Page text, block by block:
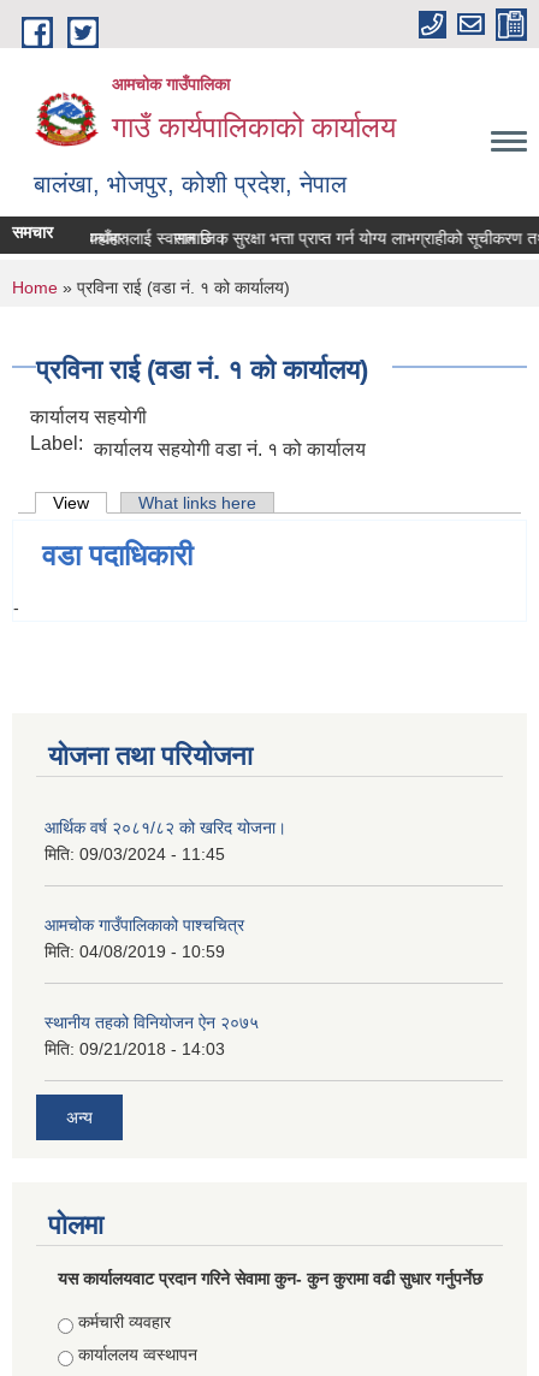
Skip to main content
आमचोक गाउँपालिका
गाउँ कार्यपालिकाको कार्यालय
बालंखा, भोजपुर, कोशी प्रदेश, नेपाल
मा यहाँहरुलाई स्वागत छ ।
समचार
पेश गर्ने सम्बन्धमा। सामाजिक सुरक्षा भत्ता प्राप्‍त गर्न योग्य लाभग्राहीको सूचीकरण
You are here
Home » प्रविना राई (वडा नं. १ को कार्यालय)
प्रविना राई (वडा नं. १ को कार्यालय)
कार्यालय सहयोगी
Label: कार्यालय सहयोगी वडा नं. १ को कार्यालय
Primary tabs
View (active tab)What links here
वडा पदाधिकारी
-
योजना तथा परियोजना
आर्थिक वर्ष २०८१/८२ को खरिद योजना।
मिति: 09/03/2024 - 11:45
आमचोक गाउँपालिकाको पाश्चचित्र
मिति: 04/08/2019 - 10:59
स्थानीय तहको विनियोजन ऐन २०७५
मिति: 09/21/2018 - 14:03
अन्य
पोलमा
यस कार्यालयवाट प्रदान गरिने सेवामा कुन- कुन कुरामा वढी सुधार गर्नुपर्नेछ
Choices
कर्मचारी व्यवहार
कार्याललय व्वस्थापन